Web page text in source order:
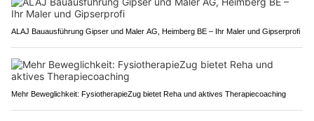
ALAJ Bauausführung Gipser und Maler AG, Heimberg BE – Ihr Maler und Gipserprofi
Mehr Beweglichkeit: FysiotherapieZug bietet Reha und aktives Therapiecoaching